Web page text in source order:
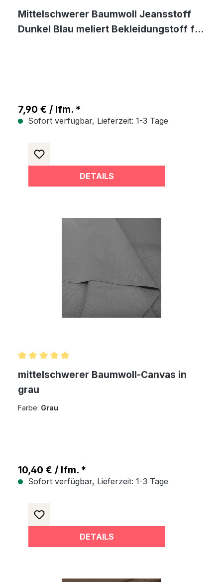
Mittelschwerer Baumwoll Jeansstoff
Dunkel Blau meliert Bekleidungstoff für
7,90 € / lfm. *
Sofort verfügbar, Lieferzeit: 1-3 Tage
DETAILS
mittelschwerer Baumwoll-Canvas in
grau
Farbe: Grau
10,40 € / lfm. *
Sofort verfügbar, Lieferzeit: 1-3 Tage
DETAILS